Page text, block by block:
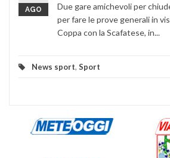
AGO
Due gare amichevoli per
per fare le prove generali in
Coppa con la Scafatese, in...
News sport, Sport